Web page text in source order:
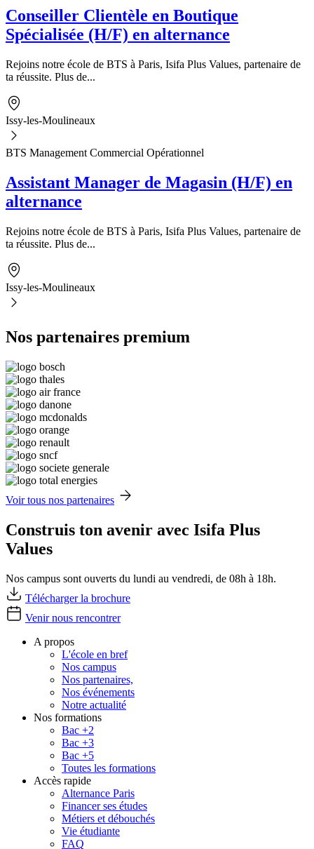
Conseiller Clientèle en Boutique
Spécialisée (H/F) en alternance
Rejoins notre école de BTS à Paris, Isifa Plus Values, partenaire de
ta réussite. Plus de...
Issy-les-Moulineaux
BTS Management Commercial Opérationnel
Assistant Manager de Magasin (H/F) en
alternance
Rejoins notre école de BTS à Paris, Isifa Plus Values, partenaire de
ta réussite. Plus de...
Issy-les-Moulineaux
Nos partenaires premium
Voir tous nos partenaires
Construis ton avenir avec Isifa Plus
Values
Nos campus sont ouverts du lundi au vendredi, de 08h à 18h.
Télécharger la brochure
Venir nous rencontrer
A propos
L'école en bref
Nos campus
Nos partenaires,
Nos événements
Notre actualité
Nos formations
Bac +2
Bac +3
Bac +5
Toutes les formations
Accès rapide
Alternance Paris
Financer ses études
Métiers et débouchés
Vie étudiante
FAQ